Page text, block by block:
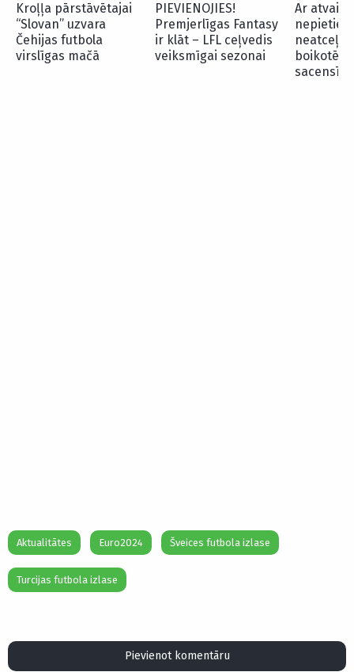
Kroļļa pārstāvētajai
“Slovan” uzvara
Čehijas futbola
virslīgas mačā
PIEVIENOJIES!
Premjerlīgas Fantasy
ir klāt – LFL ceļvedis
veiksmīgai sezonai
Ar
nepietiek
neatceļ
boikotēt
Aktualitātes Euro2024 Šveices futbola izlase
Turcijas futbola izlase
Pievienot komentāru